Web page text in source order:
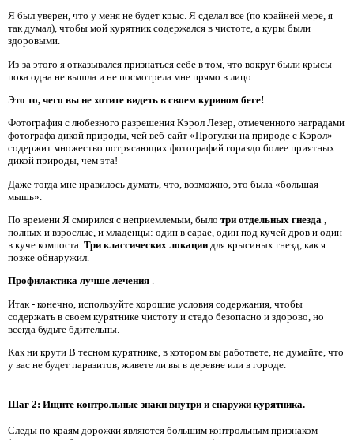
Я был уверен, что у меня не будет крыс. Я сделал все (по крайней мере, я
так думал), чтобы мой курятник содержался в чистоте, а куры были
здоровыми.
Из-за этого я отказывался признаться себе в том, что вокруг были крысы -
пока одна не вышла и не посмотрела мне прямо в лицо.
Это то, чего вы не хотите видеть в своем курином беге!
Фотография с любезного разрешения Кэрол Лезер, отмеченного наградами
фотографа дикой природы, чей веб-сайт «Прогулки на природе с Кэрол»
содержит множество потрясающих фотографий гораздо более приятных
дикой природы, чем эта!
Даже тогда мне нравилось думать, что, возможно, это была «большая
мышь».
По времени Я смирился с неприемлемым, было три отдельных гнезда ,
полных и взрослые, и младенцы: один в сарае, один под кучей дров и один
в куче компоста. Три классических локации для крысиных гнезд, как я
позже обнаружил.
Профилактика лучше лечения .
Итак - конечно, используйте хорошие условия содержания, чтобы
содержать в своем курятнике чистоту и стадо безопасно и здорово, но
всегда будьте бдительны.
Как ни крути В тесном курятнике, в котором вы работаете, не думайте, что
у вас не будет паразитов, живете ли вы в деревне или в городе.
Шаг 2: Ищите контрольные знаки внутри и снаружи курятника.
Следы по краям дорожки являются большим контрольным признаком